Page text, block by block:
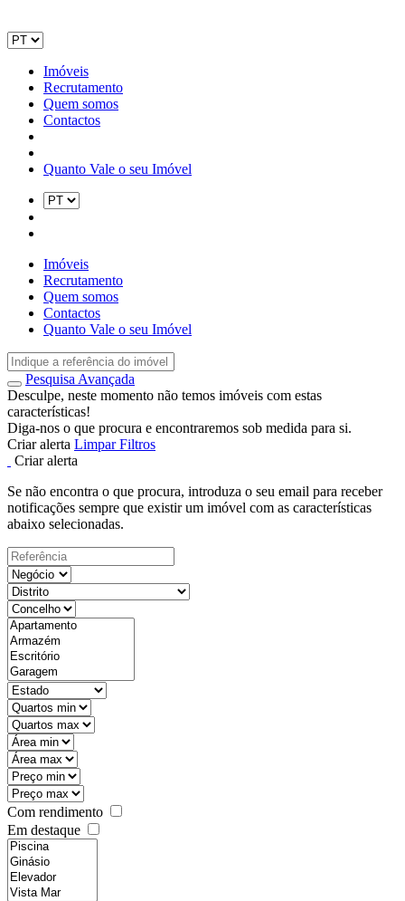
Imóveis
Recrutamento
Quem somos
Contactos
Quanto Vale o seu Imóvel
Imóveis
Recrutamento
Quem somos
Contactos
Quanto Vale o seu Imóvel
Pesquisa Avançada
Desculpe, neste momento não temos imóveis com estas
características!
Diga-nos o que procura e encontraremos sob medida para si.
Criar alerta Limpar Filtros
Criar alerta
Se não encontra o que procura, introduza o seu email para receber
notificações sempre que existir um imóvel com as características
abaixo selecionadas.
Com rendimento
Em destaque